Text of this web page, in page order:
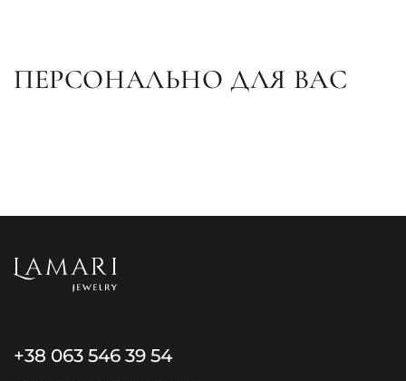
ПЕРСОНАЛЬНО ДЛЯ ВАС
+38 063 546 39 54